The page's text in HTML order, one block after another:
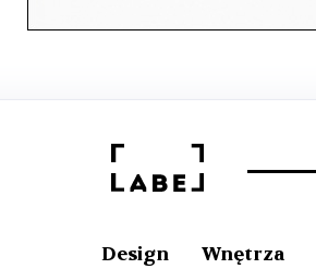
Design Wnętrza